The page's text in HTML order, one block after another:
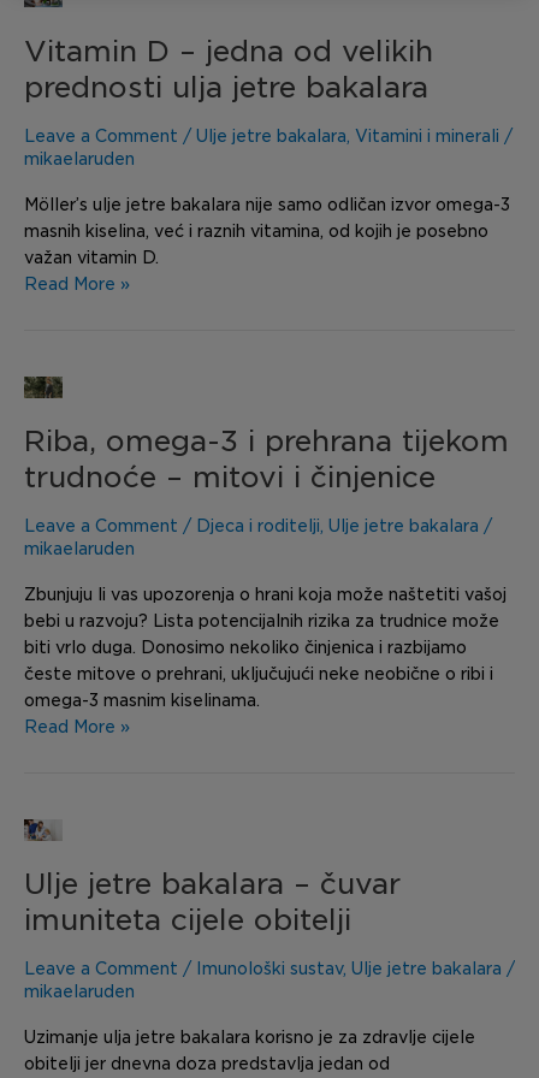
Vitamin D – jedna od velikih
prednosti ulja jetre bakalara
Leave a Comment / Ulje jetre bakalara, Vitamini i minerali /
mikaelaruden
Möller’s ulje jetre bakalara nije samo odličan izvor omega-3
masnih kiselina, već i raznih vitamina, od kojih je posebno
važan vitamin D.
–
od
velikih
prednosti
jetre
bakalara
Read More »
Riba, omega-3 i prehrana tijekom
trudnoće – mitovi i činjenice
Leave a Comment / Djeca i roditelji, Ulje jetre bakalara /
mikaelaruden
Zbunjuju li vas upozorenja o hrani koja može naštetiti vašoj
bebi u razvoju? Lista potencijalnih rizika za trudnice može
biti vrlo duga. Donosimo nekoliko činjenica i razbijamo
česte mitove o prehrani, uključujući neke neobične o ribi i
omega-3 masnim kiselinama.
Riba,
3
prehrana
tijekom
trudnoće
mitovi
i
činjenice
Read More »
Ulje jetre bakalara – čuvar
imuniteta cijele obitelji
Leave a Comment / Imunološki sustav, Ulje jetre bakalara /
mikaelaruden
Uzimanje ulja jetre bakalara korisno je za zdravlje cijele
obitelji jer dnevna doza predstavlja jedan od
Ulje
bakalara
–
čuvar
imuniteta
cijele